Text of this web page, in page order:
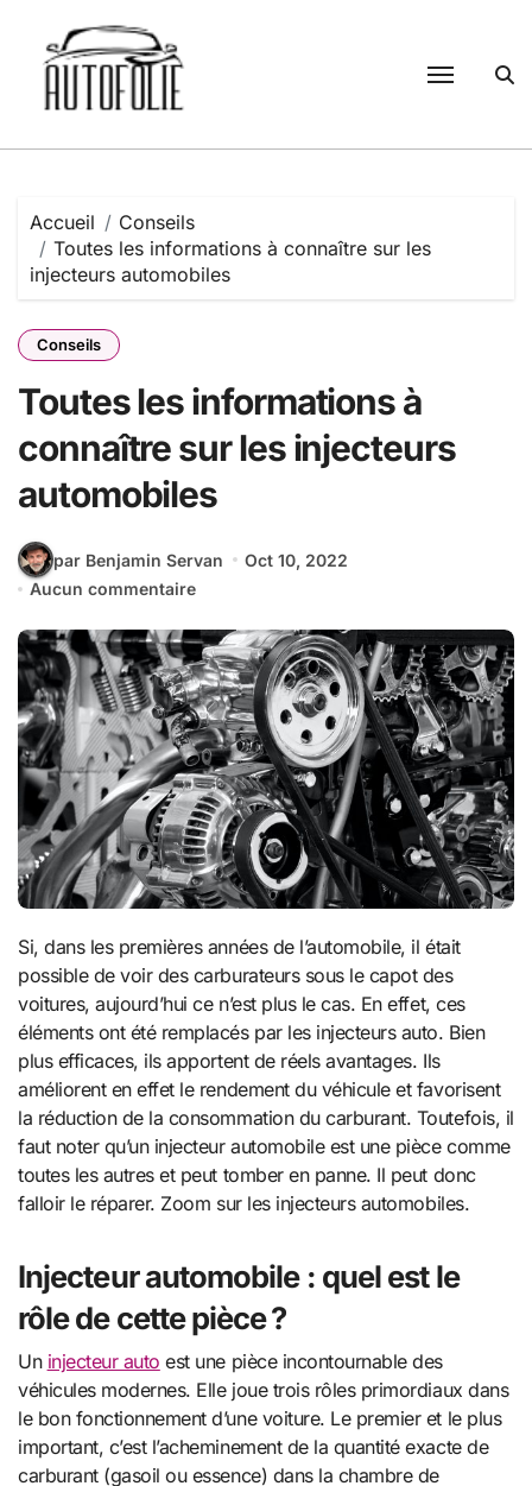
contenu
Accueil
Conseils
Toutes les informations à connaître sur les
injecteurs automobiles
Conseils
Toutes les informations à
connaître sur les injecteurs
automobiles
par Benjamin Servan
Oct 10, 2022
Aucun commentaire
Si, dans les premières années de l’automobile, il était
possible de voir des carburateurs sous le capot des
voitures, aujourd’hui ce n’est plus le cas. En effet, ces
éléments ont été remplacés par les injecteurs auto. Bien
plus efficaces, ils apportent de réels avantages. Ils
améliorent en effet le rendement du véhicule et favorisent
la réduction de la consommation du carburant. Toutefois, il
faut noter qu’un injecteur automobile est une pièce comme
toutes les autres et peut tomber en panne. Il peut donc
falloir le réparer. Zoom sur les injecteurs automobiles.
Injecteur automobile : quel est le
rôle de cette pièce ?
Un injecteur auto est une pièce incontournable des
véhicules modernes. Elle joue trois rôles primordiaux dans
le bon fonctionnement d’une voiture. Le premier et le plus
important, c’est l’acheminement de la quantité exacte de
carburant (gasoil ou essence) dans la chambre de